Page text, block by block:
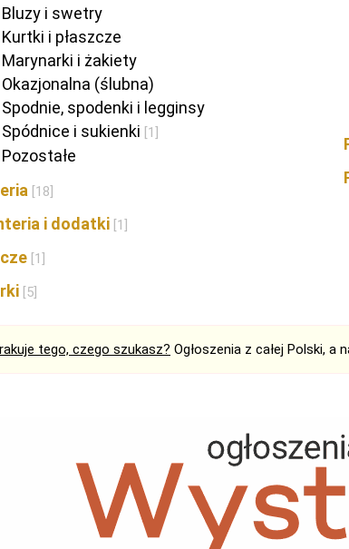
Bluzy i swetry
Kurtki i płaszcze
Marynarki i żakiety
Okazjonalna (ślubna)
Spodnie, spodenki i legginsy
Spódnice i sukienki [1]
Pozostałe
[18]
i dodatki [1]
[1]
[5]
tego, czego szukasz? Ogłoszenia z całej Polski, a